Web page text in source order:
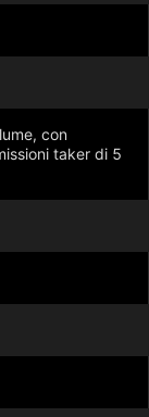
con
taker di 5